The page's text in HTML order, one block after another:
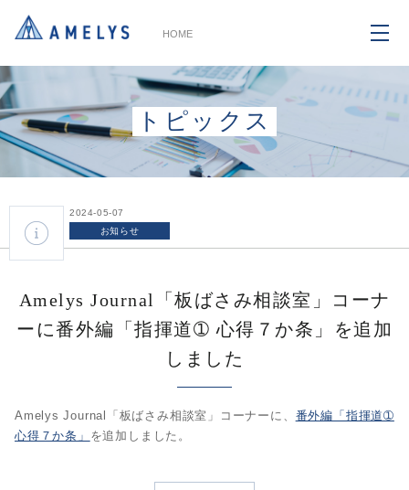
HOME
トピックス
2024-05-07
お知らせ
Amelys Journal「板ばさみ相談室」コーナ
ーに番外編「指揮道➀ 心得７か条」を追加
しました
Amelys Journal「板ばさみ相談室」コーナーに、 番外編「指揮道➀
心得７か条」 を追加しました。